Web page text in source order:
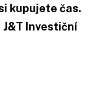
kupujete čas.
J&T Investiční